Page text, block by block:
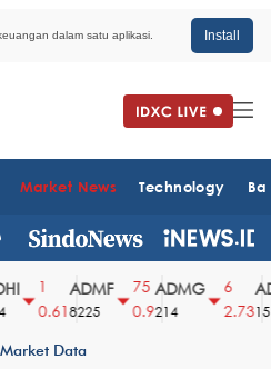
dalam satu aplikasi. Install
Market News Technology
0.61
ADMF
8225
75
0.9
ADMG
214
2.731510
Data